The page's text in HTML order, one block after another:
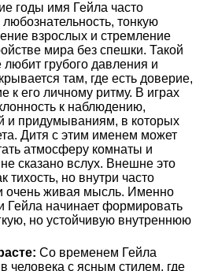
годы имя Гейла часто
тонкую
взрослых и стремление
мира без спешки. Такой
грубого давления и
там, где есть доверие,
к его личному ритму. В играх
к наблюдению,
и придумываниям, в которых
Дитя с этим именем может
атмосферу комнаты и
сказано вслух. Внешне это
тихость, но внутри часто
очень живая мысль. Именно
Гейла начинает формировать
но устойчивую внутреннюю
Со временем Гейла
человека с ясным стилем, где